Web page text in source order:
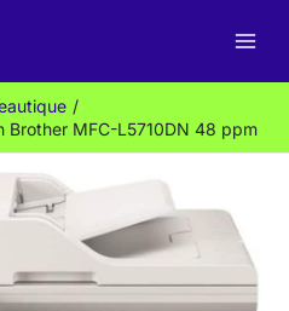
Brother MFC-L5710DN 48 ppm